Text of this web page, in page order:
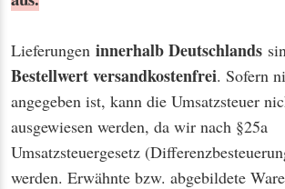
Lieferungen innerhalb Deutschlands
Bestellwertversandkostenfrei. Sofern
angegeben ist, kann die Umsatzsteuer
ausgewiesen werden, da wir nach §25a
Umsatzsteuergesetz
werden. Erwähnte bzw. abgebildete